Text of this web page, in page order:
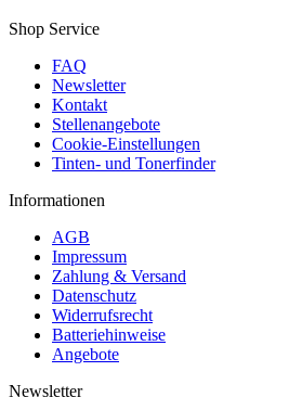
Shop Service
FAQ
Newsletter
Kontakt
Stellenangebote
Cookie-Einstellungen
Tinten- und Tonerfinder
Informationen
AGB
Impressum
Zahlung & Versand
Datenschutz
Widerrufsrecht
Batteriehinweise
Angebote
Newsletter